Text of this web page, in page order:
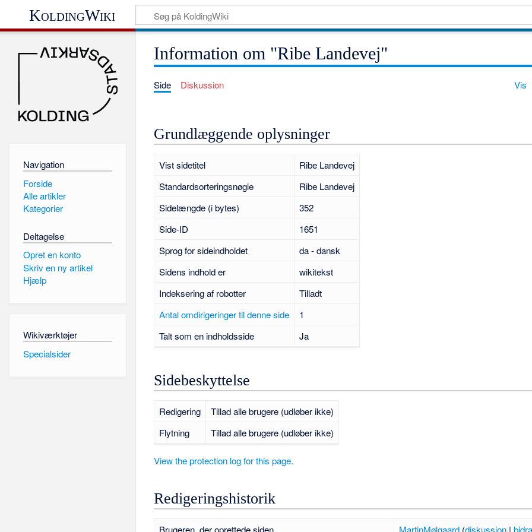
KoldingWiki
Information om "Ribe Landevej"
Side Diskussion Vis
Grundlæggende oplysninger
Vist sidetitel
Ribe Landevej
Standardsorteringsnøgle
Ribe Landevej
Sidelængde (i bytes)
352
Side-ID
1651
Sprog for sideindholdet
da - dansk
Sidens indhold er
wikitekst
Indeksering af robotter
Tilladt
Antal omdirigeringer til denne side
1
Talt som en indholdsside
Ja
Sidebeskyttelse
Redigering
Tillad alle brugere (udløber ikke)
Flytning
Tillad alle brugere (udløber ikke)
View the protection log for this page.
Redigeringshistorik
Navigation
Forside
Alle artikler
Kategorier
Deltagelse
Opret en konto
Skriv en ny artikel
Hjælp
Wikiværktøjer
Specialsider